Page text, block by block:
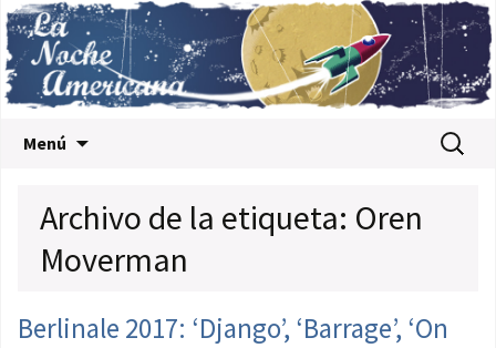
Menú Buscar:
Archivo de la etiqueta: Oren
Moverman
Berlinale 2017: ‘Django’, ‘Barrage’, ‘On